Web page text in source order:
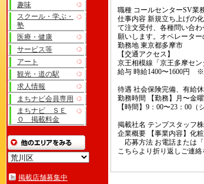
趣味
スクール・学ぶ・
塾
医療・健康
サービス等
アート
観光・道の駅
求人情報
まちナビ会員専用
まちナビ ＳＥ
Ｏ 掲載料金
掲載店舗募集中
職種 コールセンターSV業
仕事内容 新規立ち上げの
て注文受付、各種問い合
願いします。オペレーター
勤務地 東京都多摩市
【交通アクセス】
京王相模線「京王多摩セ
給与 時給1400〜1600円 ※
待遇 社会保険完備、有給
勤務時間 【勤務】月〜金
【時間】9：00〜23：00
掲載社名 テンプスタッフ
企業概要 【事業内容】化
応募方法 お電話または「
こちらより折り返しご連絡